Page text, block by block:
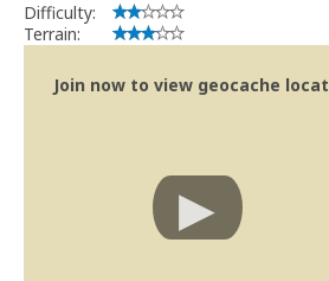
Difficulty:
Terrain:
Join now to view geocache